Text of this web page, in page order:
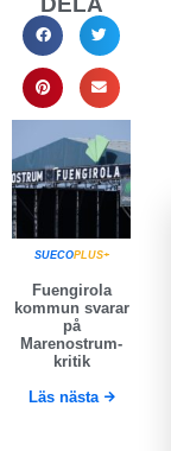
SUECOPLUS+
Fuengirola
kommun svarar
på
Marenostrum-
kritik
Läs nästa